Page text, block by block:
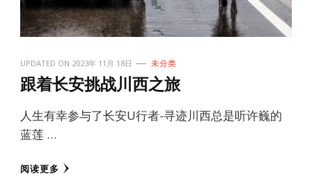
UPDATED ON 2023年 11月 18日 未分类
跟着长安挑战川西之旅
人生有幸参与了长安U行者-寻迹川西总是听许巍的
蓝莲 …
阅读更多